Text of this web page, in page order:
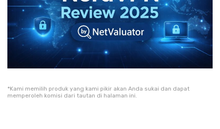
*Kami memilih produk yang kami pikir akan Anda sukai dan dapat
memperoleh komisi dari tautan di halaman ini.